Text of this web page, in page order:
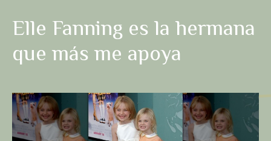
Elle Fanning es la hermana
que más me apoya